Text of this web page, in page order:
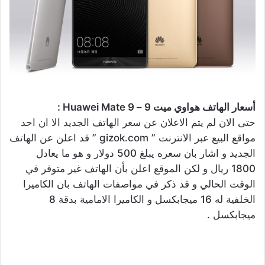
أسعار الهاتف هواوي ميت 9 – Huawei Mate 9 :
حتى الان لم يتم الاعلان عن سعر الهاتف الجديد الا ان احد
مواقع البيع عبر الانترنت ” gizok.com ” قد اعلن عن الهاتف
الجديد و اشار بان سعره يبلغ 500 دولار و هو ما يعادل
1800 ريال و لكن الموقع اعلن بأن الهاتف غير متوفر في
الوقت الحالي و قد ذكر في مواصفات الهاتف بان الكاميرا
الخلفية له 16 ميجابكسل و الكاميرا الامامية بدقة 8
ميجابكسل .